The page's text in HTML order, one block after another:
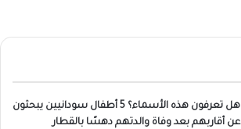
هل تعرفون هذه الأسماء؟ 5 أطفال سودانيين يبحثون
عن أقاربهم بعد وفاة والدتهم دهسًا بالقطار